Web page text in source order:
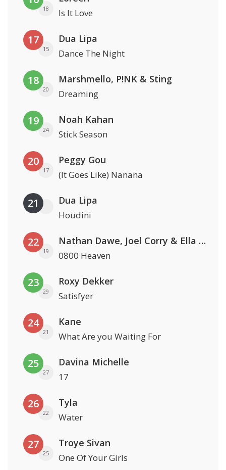
18 Is It Love
17
15
Dua Lipa
Dance The Night
18
20
Marshmello, P!NK & Sting
Dreaming
19
24
Noah Kahan
Stick Season
20
17
Peggy Gou
(It Goes Like) Nanana
21 Dua Lipa
Houdini
22
19
Nathan Dawe, Joel Corry & Ella Henderson
0800 Heaven
23
29
Roxy Dekker
Satisfyer
24
21
Kane
What Are you Waiting For
25
27
Davina Michelle
17
26
22
Tyla
Water
27
25
Troye Sivan
One Of Your Girls